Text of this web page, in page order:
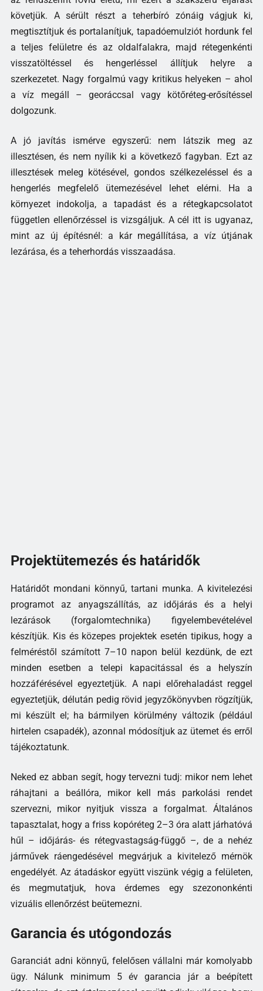
követjük. A sérült részt a teherbíró zónáig vágjuk ki,
megtisztítjuk és portalanítjuk, tapadóemulziót hordunk fel
a teljes felületre és az oldalfalakra, majd rétegenkénti
visszatöltéssel és hengerléssel állítjuk helyre a
szerkezetet. Nagy forgalmú vagy kritikus helyeken – ahol
a víz megáll – georáccsal vagy kötőréteg-erősítéssel
dolgozunk.
A jó javítás ismérve egyszerű: nem látszik meg az
illesztésen, és nem nyílik ki a következő fagyban. Ezt az
illesztések meleg kötésével, gondos szélkezeléssel és a
hengerlés megfelelő ütemezésével lehet elérni. Ha a
környezet indokolja, a tapadást és a rétegkapcsolatot
független ellenőrzéssel is vizsgáljuk. A cél itt is ugyanaz,
mint az új építésnél: a kár megállítása, a víz útjának
lezárása, és a teherhordás visszaadása.
Projektütemezés és határidők
Határidőt mondani könnyű, tartani munka. A kivitelezési
programot az anyagszállítás, az időjárás és a helyi
lezárások (forgalomtechnika) figyelembevételével
készítjük. Kis és közepes projektek esetén tipikus, hogy a
felméréstől számított 7–10 napon belül kezdünk, de ezt
minden esetben a telepi kapacitással és a helyszín
hozzáférésével egyeztetjük. A napi előrehaladást reggel
egyeztetjük, délután pedig rövid jegyzőkönyvben rögzítjük,
mi készült el; ha bármilyen körülmény változik (például
hirtelen csapadék), azonnal módosítjuk az ütemet és erről
tájékoztatunk.
Neked ez abban segít, hogy tervezni tudj: mikor nem lehet
ráhajtani a beállóra, mikor kell más parkolási rendet
szervezni, mikor nyitjuk vissza a forgalmat. Általános
tapasztalat, hogy a friss kopóréteg 2–3 óra alatt járhatóvá
hűl – időjárás- és rétegvastagság-függő –, de a nehéz
járművek ráengedésével megvárjuk a kivitelező mérnök
engedélyét. Az átadáskor együtt viszünk végig a felületen,
és megmutatjuk, hova érdemes egy szezononkénti
vizuális ellenőrzést beütemezni.
Garancia és utógondozás
Garanciát adni könnyű, felelősen vállalni már komolyabb
ügy. Nálunk minimum 5 év garancia jár a beépített